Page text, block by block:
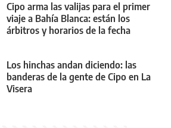
Cipo arma las valijas para el primer
viaje a Bahía Blanca: están los
árbitros y horarios de la fecha
Los hinchas andan diciendo: las
banderas de la gente de Cipo en La
Visera